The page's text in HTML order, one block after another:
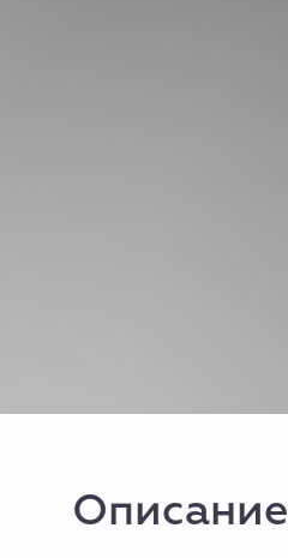
Описание